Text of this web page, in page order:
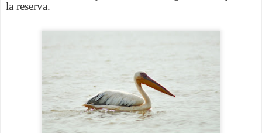
la reserva.